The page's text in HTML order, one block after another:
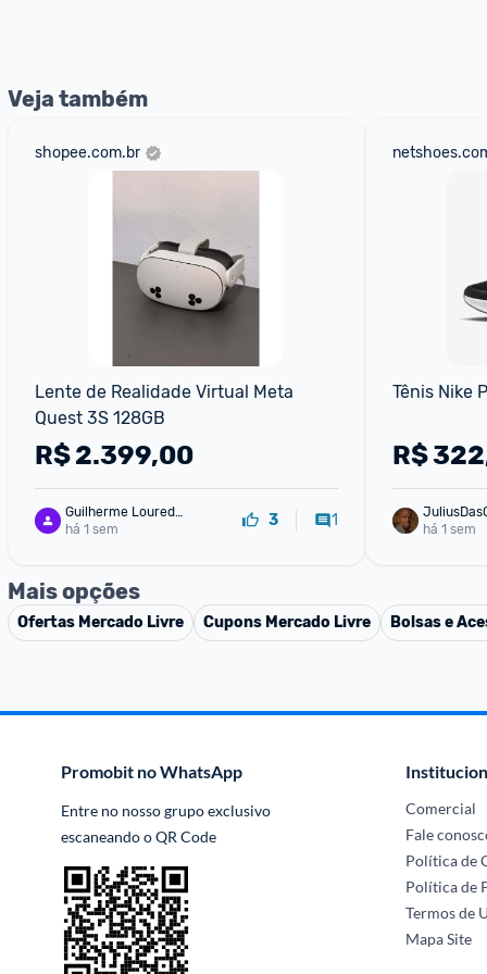
Veja também
shopee.com.br
Lente de Realidade Virtual Meta
Quest 3S 128GB
R$2.399,00
Guilherme Louredo
de menezes
há 1 sem 3 1
Tênis Nike
R$
há 1 sem
Mais opções
Ofertas Mercado Livre Cupons Mercado Livre Bolsas e
Promobit no WhatsApp
Entre no nosso grupo exclusivo
escaneando o QR Code
Comercial
Fale
Política de
Política de
Termos de
Mapa Site